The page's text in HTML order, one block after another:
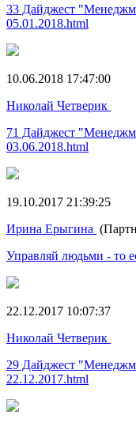
33 Дайджест
05.01.2018.html
10.06.2018 17:47:00
Николай Четверик
71 Дайджест
03.06.2018.html
19.10.2017 21:39:25
Ирина Ерыгина
Управляй людьми - то
22.12.2017 10:07:37
Николай Четверик
29 Дайджест
22.12.2017.html